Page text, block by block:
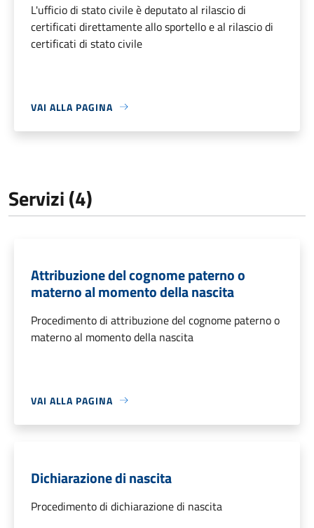
L'ufficio di stato civile è deputato al rilascio di
certificati direttamente allo sportello e al rilascio di
certificati di stato civile
VAI ALLA PAGINA
Servizi (4)
Attribuzione del cognome paterno o
materno al momento della nascita
Procedimento di attribuzione del cognome paterno o
materno al momento della nascita
VAI ALLA PAGINA
Dichiarazione di nascita
Procedimento di dichiarazione di nascita